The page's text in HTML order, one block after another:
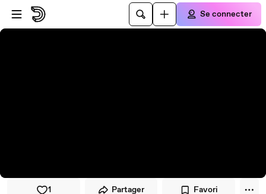
Passer au player
Passer au contenu principal
Se connecter
1 Partager Favori